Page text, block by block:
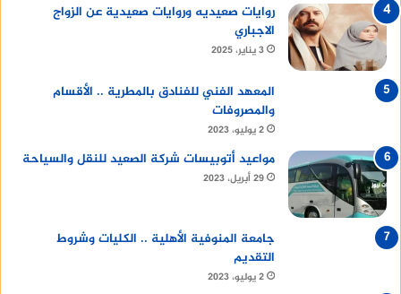
روايات صعيديه وروايات صعيدية عن الزواج
الاجباري
3 يناير، 2025
المعهد الفني للفنادق بالمطرية .. الأقسام
والمصروفات
2 يوليو، 2023
مواعيد أتوبيسات شركة الصعيد للنقل والسياحة
29 أبريل، 2023
جامعة المنوفية الأهلية .. الكليات وشروط
التقديم
2 يوليو، 2023